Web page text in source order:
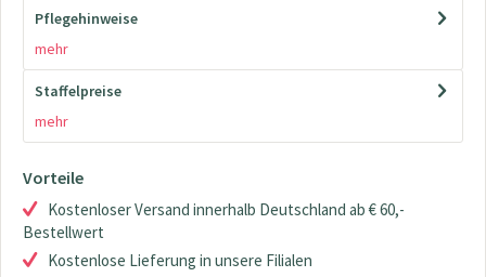
Pflegehinweise
mehr
Staffelpreise
mehr
Vorteile
Kostenloser Versand innerhalb Deutschland ab € 60,-
Bestellwert
Kostenlose Lieferung in unsere Filialen